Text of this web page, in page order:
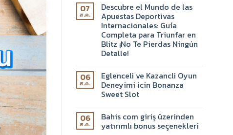
07
ส.ค.
Descubre el Mundo de las
Apuestas Deportivas
Internacionales: Guía
Completa para Triunfar en
Blitz ¡No Te Pierdas Ningún
Detalle!
06
ส.ค.
Eglenceli ve Kazancli Oyun
Deneyimi icin Bonanza
Sweet Slot
06
ส.ค.
Bahis com giriş üzerinden
yatırımlı bonus seçenekleri